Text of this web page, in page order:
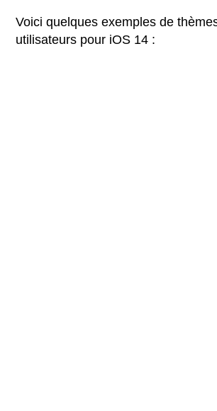
Voici quelques exemples de
utilisateurs pour iOS 14 :